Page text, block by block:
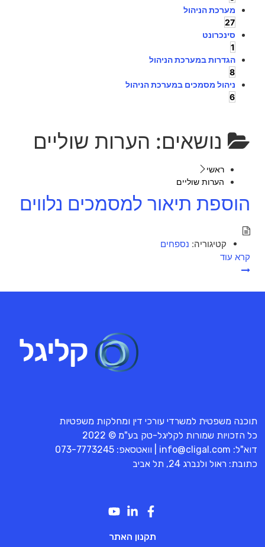
מערכת הניהול
27
סינכרונט
1
הגדרות במערכת הניהול
8
ניהול מסמכים במערכת הניהול
6
נושאים: הערות שוליים
ראשי
הערות שוליים
הוספת תיאור למסמכים נלווים
קטיגוריה: נספחים
קרא עוד
תוכנה משפטית למשרדי עורכי דין ומחלקות משפטיות
כל הזכויות שמורות לקליגל-טק בע"מ © 2022
דוא"ל: info@cligal.com | וואטסאפ: 073-7773245
כתובת: ראול ולנברג 24, תל אביב
תקנון האתר